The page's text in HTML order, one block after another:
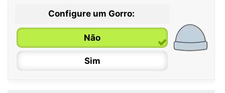
Configure um Gorro:
Não
Sim